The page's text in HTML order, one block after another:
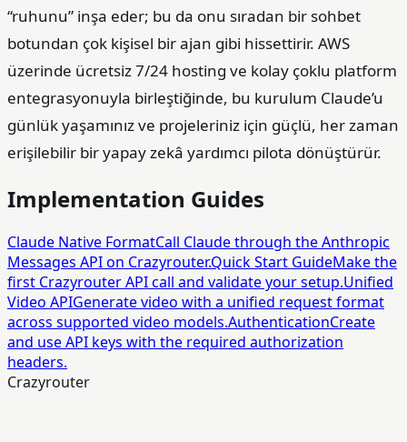
“ruhunu” inşa eder; bu da onu sıradan bir sohbet
botundan çok kişisel bir ajan gibi hissettirir. AWS
üzerinde ücretsiz 7/24 hosting ve kolay çoklu platform
entegrasyonuyla birleştiğinde, bu kurulum Claude’u
günlük yaşamınız ve projeleriniz için güçlü, her zaman
erişilebilir bir yapay zekâ yardımcı pilota dönüştürür.
Implementation Guides
Claude Native FormatCall Claude through the Anthropic
Messages API on Crazyrouter.Quick Start GuideMake the
first Crazyrouter API call and validate your setup.Unified
Video APIGenerate video with a unified request format
across supported video models.AuthenticationCreate
and use API keys with the required authorization
headers.
Crazyrouter